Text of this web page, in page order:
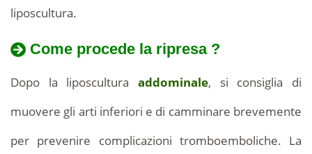
liposcultura.
Come procede la ripresa ?
Dopo la liposcultura addominale, si consiglia di
muovere gli arti inferiori e di camminare brevemente
per prevenire complicazioni tromboemboliche. La